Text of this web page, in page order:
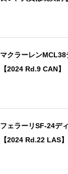
マクラーレン
【2024 Rd.9 CAN】
フェラーリSF-24デ
【2024 Rd.22 LAS】